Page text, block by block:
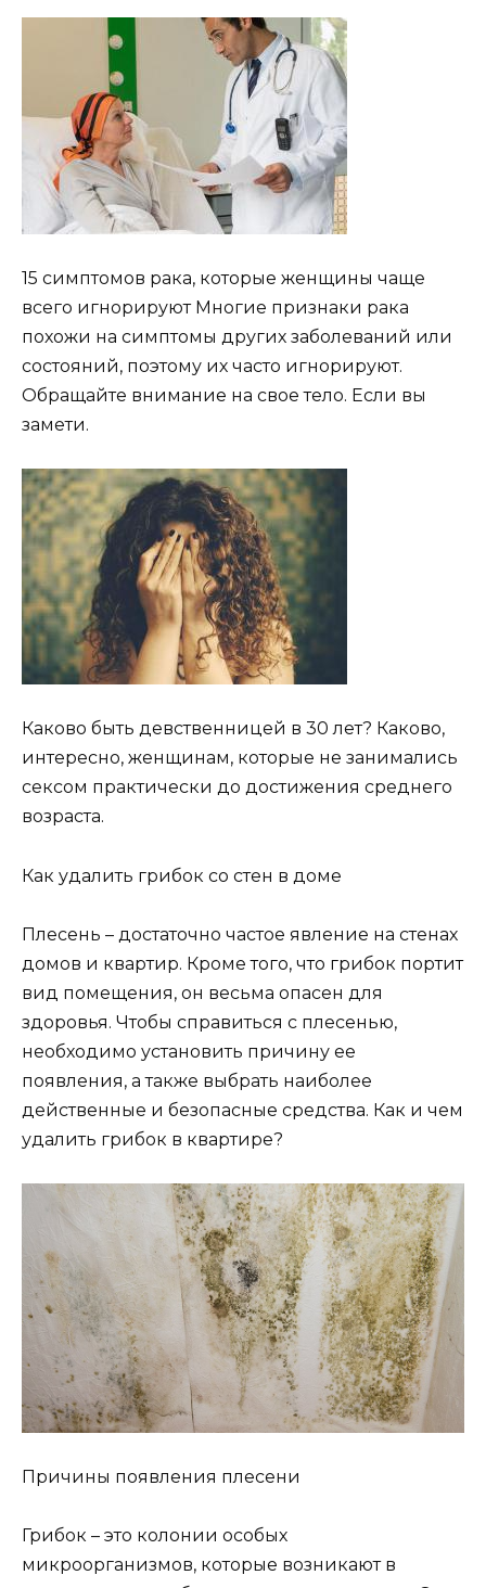
15 симптомов рака, которые женщины чаще
всего игнорируют Многие признаки рака
похожи на симптомы других заболеваний или
состояний, поэтому их часто игнорируют.
Обращайте внимание на свое тело. Если вы
замети.
Каково быть девственницей в 30 лет? Каково,
интересно, женщинам, которые не занимались
сексом практически до достижения среднего
возраста.
Как удалить грибок со стен в доме
Плесень – достаточно частое явление на стенах
домов и квартир. Кроме того, что грибок портит
вид помещения, он весьма опасен для
здоровья. Чтобы справиться с плесенью,
необходимо установить причину ее
появления, а также выбрать наиболее
действенные и безопасные средства. Как и чем
удалить грибок в квартире?
Причины появления плесени
Грибок – это колонии особых
микроорганизмов, которые возникают в